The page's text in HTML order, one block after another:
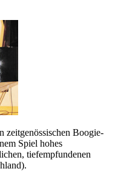
zeitgenössischen Boogie-
Spiel hohes
tiefempfundenen